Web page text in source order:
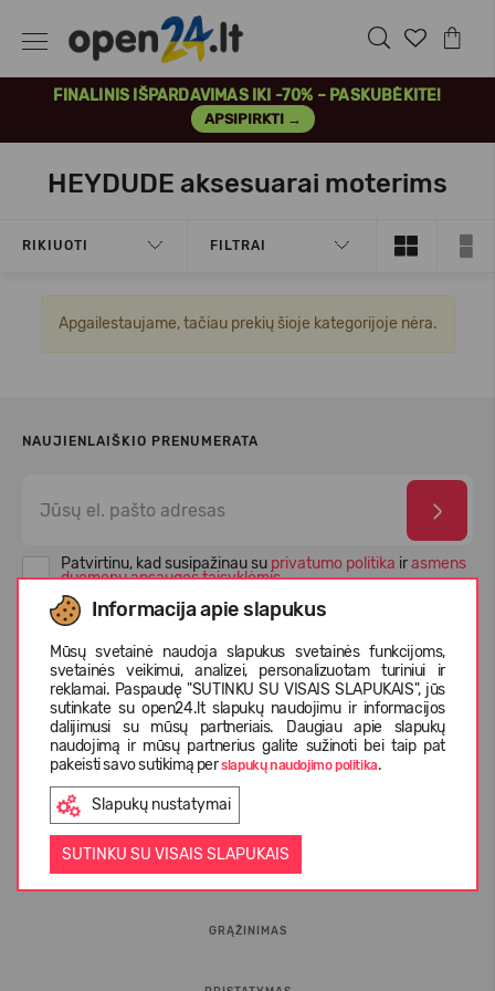
FINALINIS IŠPARDAVIMAS IKI -70% – PASKUBĖKITE!
APSIPIRKTI →
Informacija apie slapukus
Mūsų svetainė naudoja slapukus svetainės funkcijoms,
svetainės veikimui, analizei, personalizuotam turiniui ir
reklamai. Paspaudę "SUTINKU SU VISAIS SLAPUKAIS", jūs
sutinkate su open24.lt slapukų naudojimu ir informacijos
dalijimusi su mūsų partneriais. Daugiau apie slapukų
naudojimą ir mūsų partnerius galite sužinoti bei taip pat
pakeisti savo sutikimą perslapukų naudojimo politika.
Slapukų nustatymai
SUTINKU SU VISAIS SLAPUKAIS
HEYDUDE aksesuarai moterims
RIKIUOTI FILTRAI
Apgailestaujame, tačiau prekių šioje kategorijoje nėra.
NAUJIENLAIŠKIO PRENUMERATA
Patvirtinu, kad susipažinau su privatumo politika irasmens
duomenų apsaugos taisyklėmis
INFORMACIJA PIRKĖJUI
GRĄŽINIMAS